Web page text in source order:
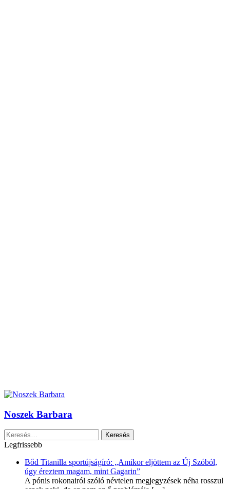
Noszek Barbara
Keresés:
Legfrissebb
Bőd Titanilla sportújságíró: „Amikor eljöttem az Új Szóból,
úgy éreztem magam, mint Gagarin”
A pónis rokonairól szóló névtelen megjegyzések néha rosszul